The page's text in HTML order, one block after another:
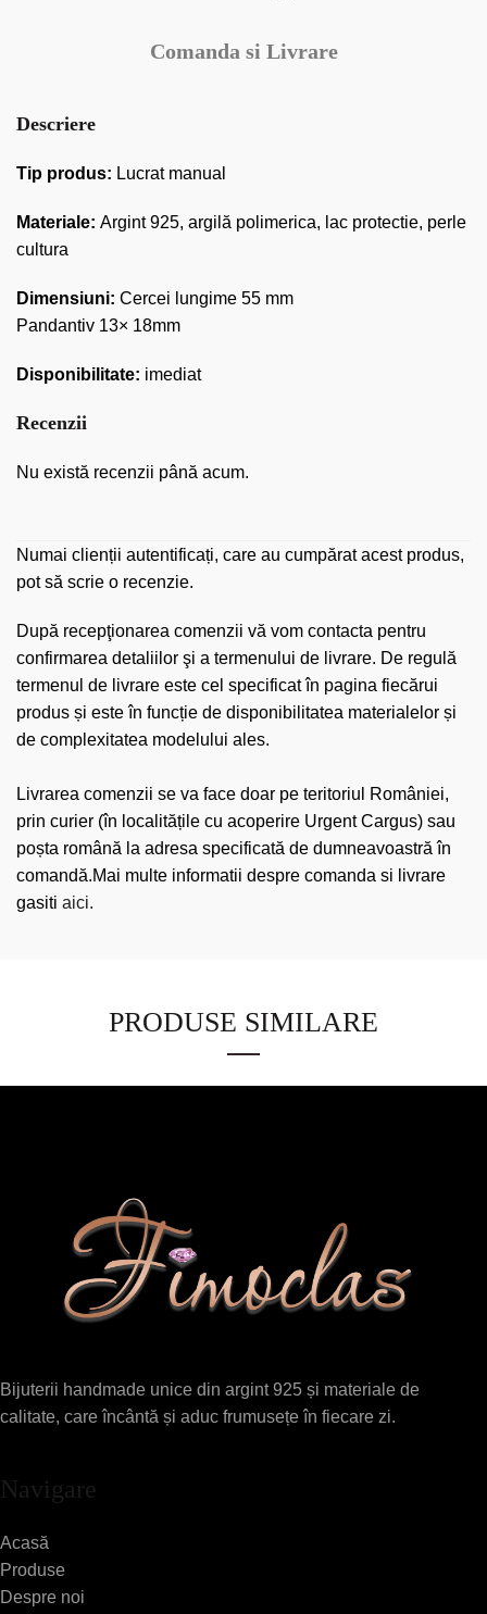
Comanda si Livrare
Descriere
Tip produs: Lucrat manual
Materiale: Argint 925, argilă polimerica, lac protectie, perle
cultura
Dimensiuni: Cercei lungime 55 mm
Pandantiv 13× 18mm
Disponibilitate: imediat
Recenzii
Nu există recenzii până acum.
Numai clienții autentificați, care au cumpărat acest produs,
pot să scrie o recenzie.
După recepţionarea comenzii vă vom contacta pentru
confirmarea detaliilor şi a termenului de livrare. De regulă
termenul de livrare este cel specificat în pagina fiecărui
produs și este în funcție de disponibilitatea materialelor și
de complexitatea modelului ales.
Livrarea comenzii se va face doar pe teritoriul României,
prin curier (în localitățile cu acoperire Urgent Cargus) sau
poșta română la adresa specificată de dumneavoastră în
comandă.Mai multe informatii despre comanda si livrare
gasiti aici.
PRODUSE SIMILARE
Bijuterii handmade unice din argint 925 și materiale de
calitate, care încântă și aduc frumusețe în fiecare zi.
Navigare
Acasă
Produse
Despre noi